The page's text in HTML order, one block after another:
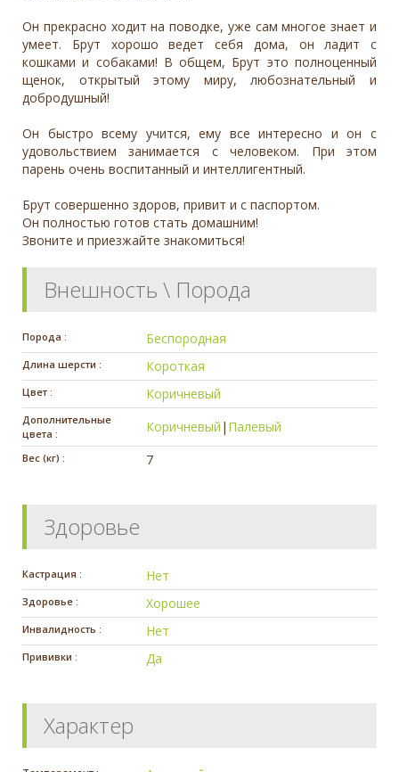
Он прекрасно ходит на поводке, уже сам многое знает и
умеет. Брут хорошо ведет себя дома, он ладит с
кошками и собаками! В общем, Брут это полноценный
щенок, открытый этому миру, любознательный и
добродушный!
Он быстро всему учится, ему все интересно и он с
удовольствием занимается с человеком. При этом
парень очень воспитанный и интеллигентный.
Брут совершенно здоров, привит и с паспортом.
Он полностью готов стать домашним!
Звоните и приезжайте знакомиться!
Внешность \ Порода
Порода : Беспородная
Длина шерсти : Короткая
Цвет : Коричневый
Дополнительные
цвета :
Коричневый | Палевый
Вес (кг) : 7
Здоровье
Кастрация : Нет
Здоровье : Хорошее
Инвалидность : Нет
Прививки : Да
Характер